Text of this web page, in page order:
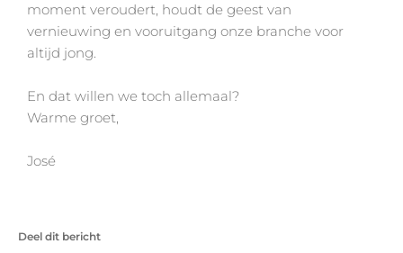
moment veroudert, houdt de geest van
vernieuwing en vooruitgang onze branche voor
altijd jong.
En dat willen we toch allemaal?
Warme groet,
José
Deel dit bericht